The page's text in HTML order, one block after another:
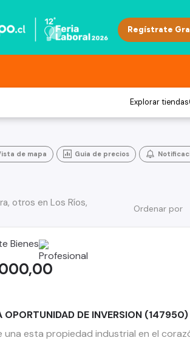
Explorar tiendas
de mapa Guia de precios
Ordenar por
otros en Los Ríos,
Bienes
OPORTUNIDAD DE INVERSION (147950)
una esta propiedad industrial en el